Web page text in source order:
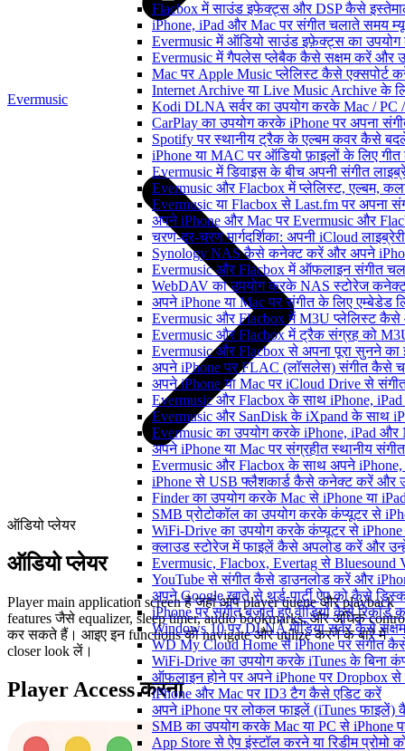
Flacbox में साउंड इफेक्ट्स और DSP कैसे
iPhone, iPad और Mac पर संगीत चलाते समय
Evermusic में ऑडियो साउंड इफ़ेक्ट्स का उपयोग
Evermusic में गैपलेस प्लेबैक कैसे सक्षम करें और
Mac पर Apple Music प्लेलिस्ट कैसे एक्सपोर्ट
Internet Archive या Live Music Archive के
Kodi DLNA सर्वर का उपयोग करके Mac /
CarPlay का उपयोग करके iPhone पर अपना
Spotify पर स्थानीय ट्रैक के एल्बम कवर कैसे
iPhone या MAC पर ऑडियो फ़ाइलों के लिए
Evermusic में डिवाइस के बीच अपनी संगीत
Evermusic और Flacbox में प्लेलिस्ट, एल्बम,
Evermusic या Flacbox से Last.fm पर अपना
अपने iPhone और Mac पर Evermusic और
चरण-दर-चरण मार्गदर्शिका: अपनी iCloud
Synology NAS कैसे कनेक्ट करें और अपने
Evermusic और Flacbox में ऑफलाइन संगीत
WebDAV का उपयोग करके NAS स्टोरेज
अपने iPhone या Mac पर संगीत के लिए एम्बेडेड
Evermusic और Flacbox में M3U प्लेलिस्ट
Evermusic और Flacbox में ट्रैक संग्रह को
Evermusic और Flacbox से अपना पूरा सुनने का
अपने iPhone पर FLAC (लॉसलेस) संगीत कैसे
अपने iPhone या Mac पर iCloud Drive से
Evermusic और Flacbox के साथ iPhone,
Evermusic और SanDisk के iXpand के साथ
Evermusic का उपयोग करके iPhone, iPad
अपने iPhone या Mac पर संग्रहीत स्थानीय
Evermusic और Flacbox के साथ अपने iPhone,
iPhone से USB फ्लैशकार्ड कैसे कनेक्ट करें और
Finder का उपयोग करके Mac से iPhone या
SMB प्रोटोकॉल का उपयोग करके कंप्यूटर से
WiFi-Drive का उपयोग करके कंप्यूटर से
क्लाउड स्टोरेज में फाइलें कैसे अपलोड करें और
Evermusic, Flacbox, Evertag से
YouTube से संगीत कैसे डाउनलोड करें और
अपने Google खाते से थर्ड-पार्टी ऐप को कैसे
iPhone पर संगीत बजाते हुए वीडियो कैसे रिकॉर्ड
Windows 10 पर DLNA मीडिया सर्वर कैसे
WD My Cloud Home से iPhone पर संगीत
WiFi-Drive का उपयोग करके iTunes के बिना
ऑफलाइन होने पर अपने iPhone पर Dropbox से
iPhone और Mac पर ID3 टैग कैसे एडिट करें
अपने iPhone पर लोकल फाइलें (iTunes फाइलें)
SMB का उपयोग करके Mac या PC से iPhone
App Store से ऐप इंस्टॉल करने या रिडीम प्रोमो
Evermusic
ऑडियो प्लेयर
ऑडियो प्लेयर
Player main application screen है जहां आप player queue और playback
features जैसे equalizer, sleep timer, audio bookmarks, और अधिक
कर सकते हैं। आइए इन functions को navigate और utilize करने के बारे में
closer look लें।
Player Access करना